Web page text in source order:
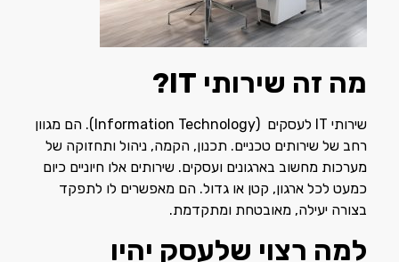
מה זה שירותי IT
?
שירותי IT לעסקים (Information Technology). הם מגוון
רחב של שירותים טכניים. תכנון, הקמה, ניהול ותחזוקה של
מערכות מחשוב בארגונים ועסקים. שירותים אלו חיוניים כיום
כמעט לכל ארגון, קטן או גדול. הם מאפשרים לו לתפקד
בצורה יעילה, מאובטחת ומתקדמת.
למה רצוי שלעסק יהיו